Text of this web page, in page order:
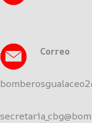
Correo